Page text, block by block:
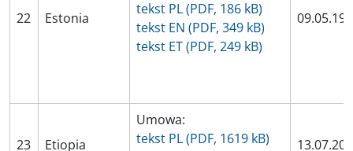
22 Estonia
tekst PL (PDF, 186 kB)
tekst EN (PDF, 349 kB)
tekst ET (PDF, 249 kB)
23 Etiopia
Umowa:
tekst PL (PDF, 1619 kB)